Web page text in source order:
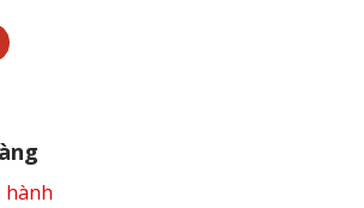
hành